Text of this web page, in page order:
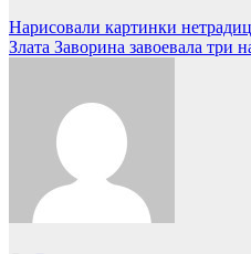
Навигация
по
Нарисовали картинки
Злата Заворина завоевала три